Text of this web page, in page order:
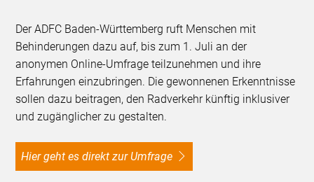
Der ADFC Baden-Württemberg ruft Menschen mit
Behinderungen dazu auf, bis zum 1. Juli an der
anonymen Online-Umfrage teilzunehmen und ihre
Erfahrungen einzubringen. Die gewonnenen Erkenntnisse
sollen dazu beitragen, den Radverkehr künftig inklusiver
und zugänglicher zu gestalten.
Hier geht es direkt zur Umfrage